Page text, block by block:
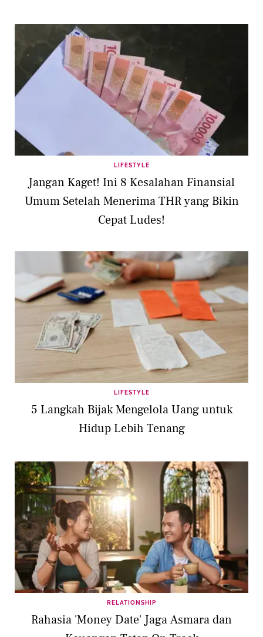
LIFESTYLE
Jangan Kaget! Ini 8 Kesalahan Finansial
Umum Setelah Menerima THR yang Bikin
Cepat Ludes!
LIFESTYLE
5 Langkah Bijak Mengelola Uang untuk
Hidup Lebih Tenang
RELATIONSHIP
Rahasia 'Money Date' Jaga Asmara dan